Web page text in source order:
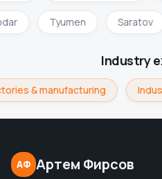
Tyumen Saratov
Industry
& manufacturing
АФ Артем Фирсов